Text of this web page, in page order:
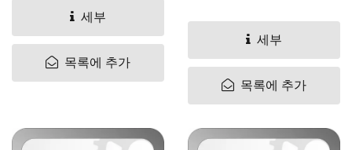
CVH101211 CVH101210
Pan...
세부
목록에 추가
CVH101201 CVH101200
Pan...
세부
목록에 추가